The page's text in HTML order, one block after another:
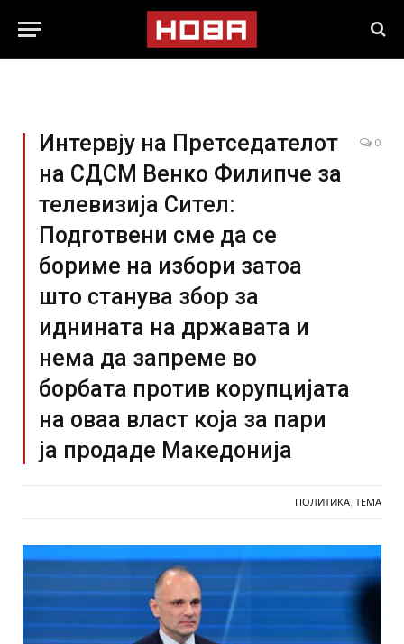
Интервју на Претседателот
на СДСМ Венко Филипче за
телевизија Сител:
Подготвени сме да се
бориме на избори затоа
што станува збор за
иднината на државата и
нема да запреме во
борбата против корупцијата
на оваа власт која за пари
ја продаде Македонија
0
ПОЛИТИКА ТЕМА